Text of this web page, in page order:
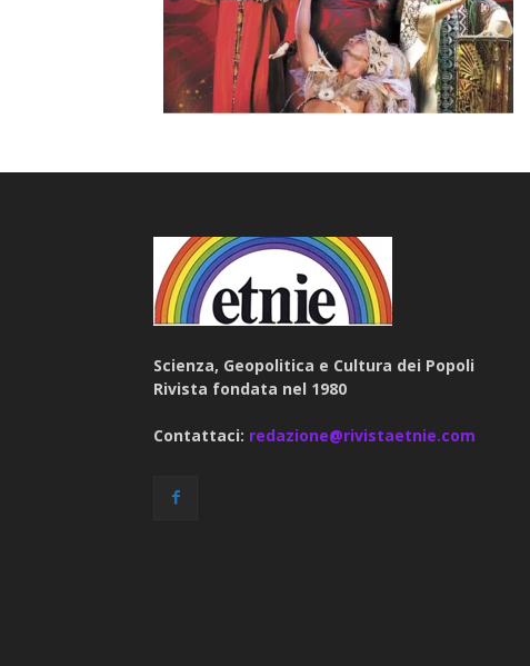
Scienza, Geopolitica e Cultura dei Popoli
Rivista fondata nel 1980
Contattaci: redazione@rivistaetnie.com